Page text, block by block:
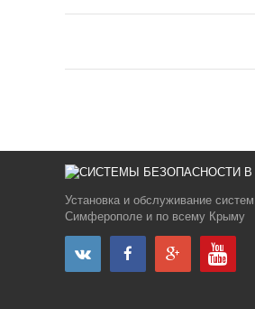
Установка и обслуживание
Симферополе и по всему Крыму